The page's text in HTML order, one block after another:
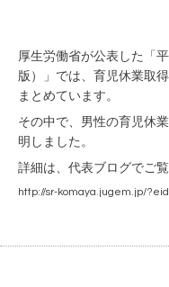
厚生労働省が公表した「
版）」では、育児休業取
まとめています。
その中で、男性の育児休
明しました。
詳細は、代表ブログでご覧
http://sr-komaya.jugem.jp/